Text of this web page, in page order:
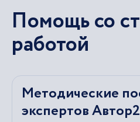
Помощь со
работой
Методические
экспертов